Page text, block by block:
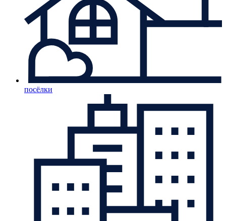
посёлки